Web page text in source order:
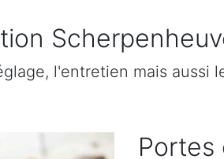
l'entretien mais aussi
Portes